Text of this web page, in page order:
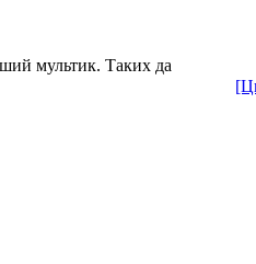
мультик. Таких да